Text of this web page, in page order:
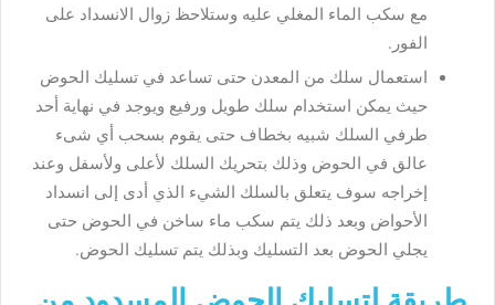
مع سكب الماء المغلي عليه وستلاحظ زوال الانسداد على
الفور.
استعمال سلك من المعدن حتى تساعد في تسليك الحوض
حيث يمكن استخدام سلك طويل ورفيع ويوجد في نهاية أحد
طرفي السلك شبيه بخطاف حتى يقوم بسحب أي شىء
عالق في الحوض وذلك بتحريك السلك لأعلى ولأسفل وعند
إخراجه سوف يتعلق بالسلك الشيء الذي أدى إلى انسداد
الأحواض وبعد ذلك يتم سكب ماء ساخن في الحوض حتى
يجلي الحوض بعد التسليك وبذلك يتم تسليك الحوض.